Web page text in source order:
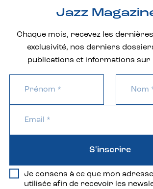
Jazz
Chaque mois, recevez les
exclusivité, nos derniers
publications et informations sur
Je consens à ce que mon
utilisée afin de recevoir les
S'inscrire